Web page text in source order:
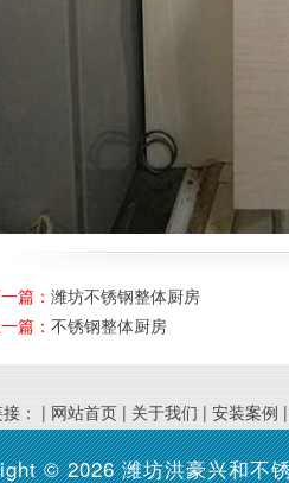
篇： 潍坊不锈钢整体厨房
篇： 不锈钢整体厨房
： | 网站首页 | 关于我们 | 安装案例 |
© 2026潍坊洪豪兴和不